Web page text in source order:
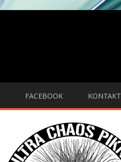
FACEBOOK KONTAKT